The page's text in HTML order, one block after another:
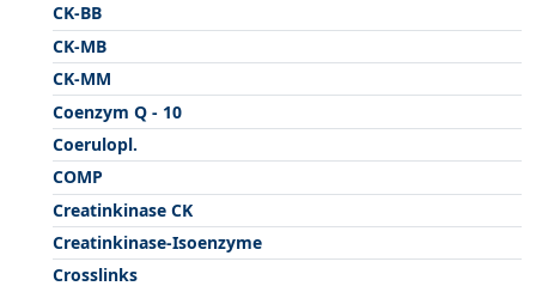
CK-BB
CK-MB
CK-MM
Coenzym Q - 10
Coerulopl.
COMP
Creatinkinase CK
Creatinkinase-Isoenzyme
Crosslinks